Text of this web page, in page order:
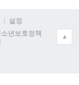
설정
소년보호정책
▲